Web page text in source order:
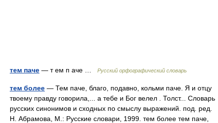
тем паче — т ем п аче … Русский орфографический словарь
тем более — Тем паче, благо, подавно, кольми паче. Я и отцу
твоему правду говорила,... а тебе и Бог велел . Толст... Словарь
русских синонимов и сходных по смыслу выражений. под. ред.
Н. Абрамова, М.: Русские словари, 1999. тем более тем паче,